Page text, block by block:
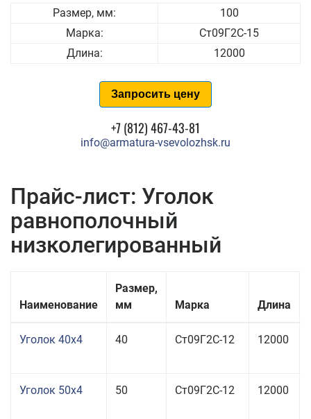
Размер, мм:
100
Марка:
Ст09Г2С-15
Длина:
12000
Запросить цену
+7 (812) 467-43-81
info@armatura-vsevolozhsk.ru
Прайс-лист: Уголок
равнополочный
низколегированный
Наименование
Размер,
мм
Марка Длина
Уголок 40x4 40 Ст09Г2С-12 12000
Уголок 50x4 50 Ст09Г2С-12 12000